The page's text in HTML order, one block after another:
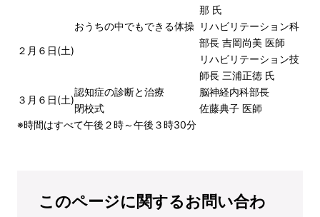
那 氏
２月６日(土)
おうちの中でもできる体操 リハビリテーション科
部長 吉岡尚美 医師
リハビリテーション技
師長 三浦正徳 氏
３月６日(土)
認知症の診断と治療
閉校式
脳神経内科部長
佐藤典子 医師
※時間はすべて午後２時～午後３時30分
このページに関するお問い合わ